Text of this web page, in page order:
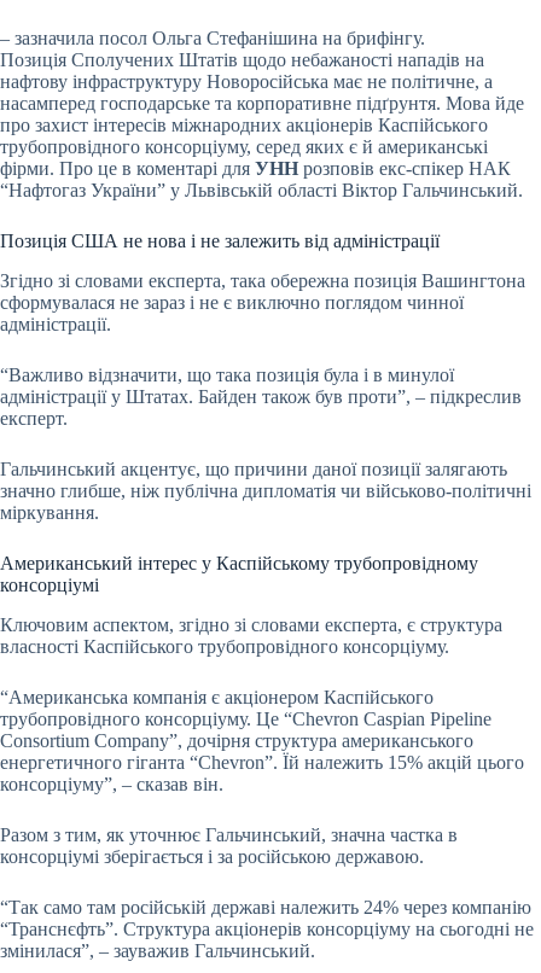
– зазначила посол Ольга Стефанішина на брифінгу.
Позиція Сполучених Штатів щодо небажаності нападів на
нафтову інфраструктуру Новоросійська має не політичне, а
насамперед господарське та корпоративне підґрунтя. Мова йде
про захист інтересів міжнародних акціонерів Каспійського
трубопровідного консорціуму, серед яких є й американські
фірми. Про це в коментарі для УНН розповів екс-спікер НАК
“Нафтогаз України” у Львівській області Віктор Гальчинський.
Позиція США не нова і не залежить від адміністрації
Згідно зі словами експерта, така обережна позиція Вашингтона
сформувалася не зараз і не є виключно поглядом чинної
адміністрації.
“Важливо відзначити, що така позиція була і в минулої
адміністрації у Штатах. Байден також був проти”, – підкреслив
експерт.
Гальчинський акцентує, що причини даної позиції залягають
значно глибше, ніж публічна дипломатія чи військово-політичні
міркування.
Американський інтерес у Каспійському трубопровідному
консорціумі
Ключовим аспектом, згідно зі словами експерта, є структура
власності Каспійського трубопровідного консорціуму.
“Американська компанія є акціонером Каспійського
трубопровідного консорціуму. Це “Chevron Caspian Pipeline
Consortium Company”, дочірня структура американського
енергетичного гіганта “Chevron”. Їй належить 15% акцій цього
консорціуму”, – сказав він.
Разом з тим, як уточнює Гальчинський, значна частка в
консорціумі зберігається і за російською державою.
“Так само там російській державі належить 24% через компанію
“Транснєфть”. Структура акціонерів консорціуму на сьогодні не
змінилася”, – зауважив Гальчинський.